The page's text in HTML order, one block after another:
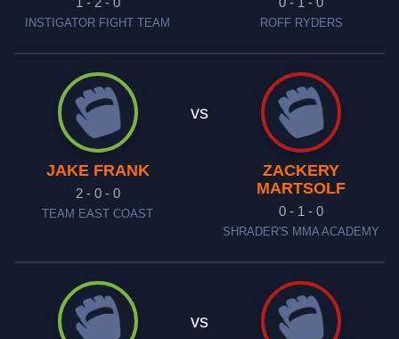
INSTIGATOR FIGHT TEAM ROFF RYDERS
JAKE FRANK
2 - 0 - 0
TEAM EAST COAST
vs
ZACKERY
MARTSOLF
0 - 1 - 0
SHRADER'S MMA ACADEMY
vs